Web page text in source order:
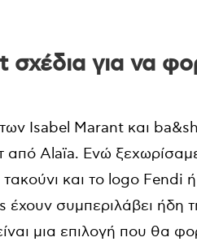
σχέδια για να
Isabel Marant και
Alaïa. Ενώ
και το logo Fendi
συμπεριλάβει ήδη
μια επιλογή που θα